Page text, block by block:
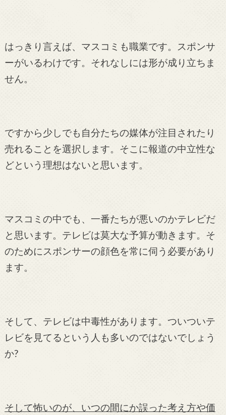
はっきり言えば、マスコミも職業です。スポンサ
ーがいるわけです。それなしには形が成り立ちま
せん。
ですから少しでも自分たちの媒体が注目されたり
売れることを選択します。そこに報道の中立性な
どという理想はないと思います。
マスコミの中でも、一番たちが悪いのかテレビだ
と思います。テレビは莫大な予算が動きます。そ
のためにスポンサーの顔色を常に伺う必要があり
ます。
そして、テレビは中毒性があります。ついついテ
レビを見てるという人も多いのではないでしょう
か?
そして怖いのが、いつの間にか誤った考え方や価